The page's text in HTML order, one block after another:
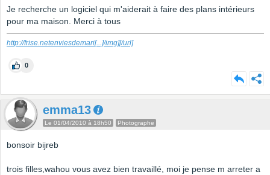
Je recherche un logiciel qui m'aiderait à faire des plans intérieurs
pour ma maison. Merci à tous
http://frise.netenviesdemari[...]/img][/url]
0
emma13
Le 01/04/2010 à 18h50 Photographe
bonsoir bijreb
trois filles,wahou vous avez bien travaillé, moi je pense m arreter a